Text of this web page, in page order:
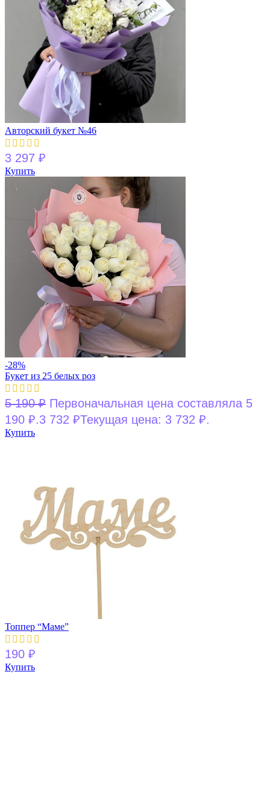
Авторский букет №46
3 297 ₽
Купить
-28%
Букет из 25 белых роз
5 190₽ Первоначальная цена составляла 5
190 ₽.3 732 ₽Текущая цена: 3 732 ₽.
Купить
Топпер “Маме”
190 ₽
Купить